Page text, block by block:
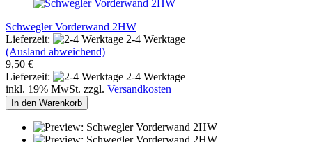
Schwegler Vorderwand 2HW
Lieferzeit:
2-4 Werktage
(Ausland abweichend)
9,50 €
Lieferzeit:
2-4 Werktage
inkl. 19% MwSt. zzgl. Versandkosten
In den Warenkorb